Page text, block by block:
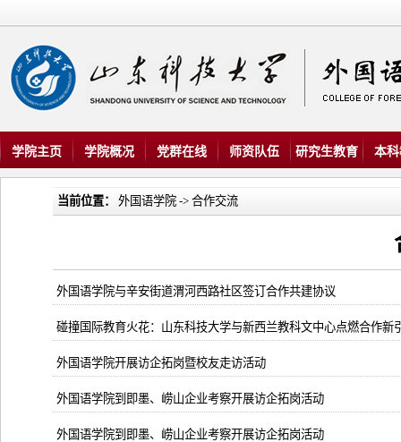
学院主页 学院概况 党群在线 师资队伍 研究生教育 本
当前位置： 外国语学院 -> 合作交流
外国语学院与辛安街道渭河西路社区签订合作共建协议
碰撞国际教育火花：山东科技大学与新西兰教科文中心点燃合作新
外国语学院开展访企拓岗暨校友走访活动
外国语学院到即墨、崂山企业考察开展访企拓岗活动
外国语学院到即墨、崂山企业考察开展访企拓岗活动